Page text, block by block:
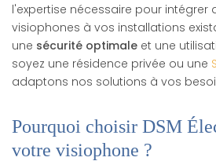
l'expertise nécessaire pour intégrer
visiophones à vos installations
une sécurité optimale et une
soyez une résidence privée ou une
adaptons nos solutions à vos
Pourquoi choisir DSM
votre visiophone ?